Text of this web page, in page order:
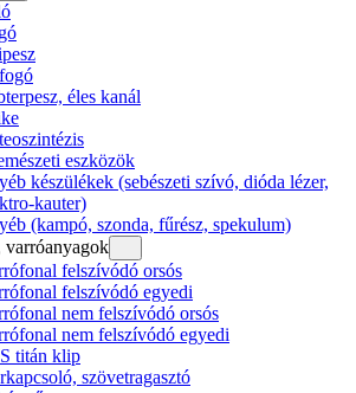
éles kanál
eszközök
készülékek (sebészeti szívó, dióda lézer,
kauter)
(kampó, szonda, fűrész, spekulum)
varróanyagok
felszívódó orsós
felszívódó egyedi
nem felszívódó orsós
nem felszívódó egyedi
titán klip
szövetragasztó